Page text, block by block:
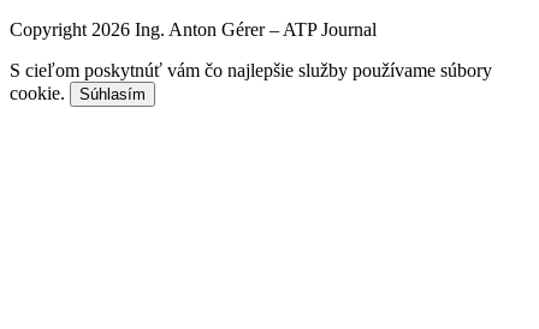
Copyright 2026 Ing. Anton Gérer – ATP Journal
S cieľom poskytnúť vám čo najlepšie služby používame súbory
cookie.
Súhlasím